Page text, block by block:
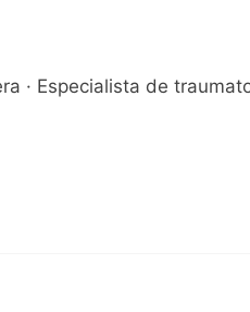
· Especialista de